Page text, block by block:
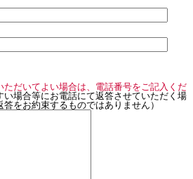
ただいてよい場合は、電話番号をご記入くだ
場合等にお電話にて返答させていただく場
をお約束するものではありません）